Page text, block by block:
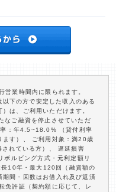
営業時間内に限られます。
下の方で安定した収入のある
は、ご利用いただけます。
なご融資を停止させていただ
：年4.5~18.0% （貸付利率
ます）、 ご利用対象：満20歳
れている方）、 遅延損害
ルビング方式・元利定額リ
10年・最大120回（融資額の
間・回数はお借入れ及び返済
免許証（契約額に応じて、レ